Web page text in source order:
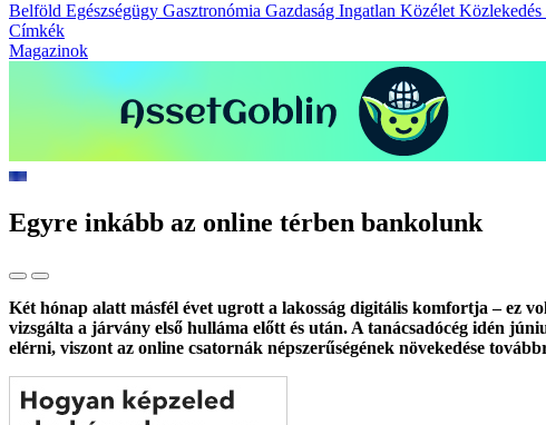
Belföld Egészségügy Gasztronómia Gazdaság Ingatlan Közélet Közlekedés
Címkék
Magazinok
Egyre inkább az online térben bankolunk
Két hónap alatt másfél évet ugrott a lakosság digitális komfortja – ez
vizsgálta a járvány első hulláma előtt és után. A tanácsadócég idén
elérni, viszont az online csatornák népszerűségének növekedése